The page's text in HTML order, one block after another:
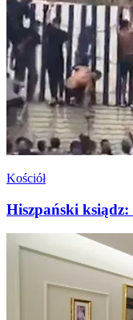
Kościół
Hiszpański